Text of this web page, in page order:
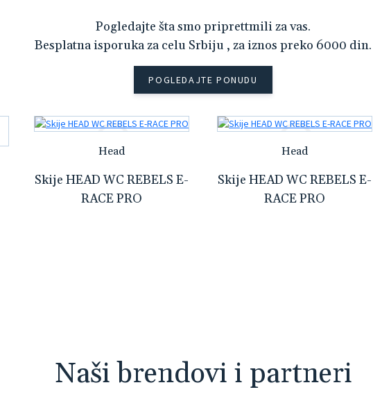
Pogledajte šta smo priprettmili za vas.
Besplatna isporuka za celu Srbiju , za iznos preko 6000 din.
POGLEDAJTE PONUDU
Head
Skije HEAD WC REBELS E-
RACE PRO
Head
Skije HEAD WC REBELS E-
RACE PRO
Naši brendovi i partneri